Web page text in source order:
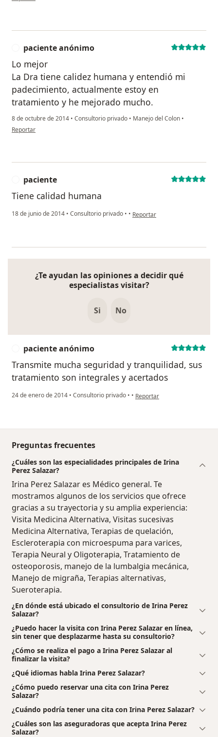
paciente anónimo
Lo mejor
La Dra tiene calidez humana y entendió mi
padecimiento, actualmente estoy en
tratamiento y he mejorado mucho.
8 de octubre de 2014 • Consultorio privado • Manejo del Colon •
en opinión del usuario paciente anónimo
Reportar
paciente
Tiene calidad humana
18 de junio de 2014 • Consultorio privado • • en opinión del usuario paciente
Reportar
¿Te ayudan las opiniones a decidir qué
especialistas visitar?
Si No
paciente anónimo
Transmite mucha seguridad y tranquilidad, sus
tratamiento son integrales y acertados
24 de enero de 2014 • Consultorio privado • • en opinión del usuario
Reportar
Preguntas frecuentes
¿Cuáles son las especialidades principales de Irina
Perez Salazar?
Irina Perez Salazar es Médico general. Te
mostramos algunos de los servicios que ofrece
gracias a su trayectoria y su amplia experiencia:
Visita Medicina Alternativa, Visitas sucesivas
Medicina Alternativa, Terapias de quelación,
Escleroterapia con microespuma para varices,
Terapia Neural y Oligoterapia, Tratamiento de
osteoporosis, manejo de la lumbalgia mecánica,
Manejo de migraña, Terapias alternativas,
Sueroterapia.
¿En dónde está ubicado el consultorio de Irina Perez
Salazar?
¿Puedo hacer la visita con Irina Perez Salazar en línea,
sin tener que desplazarme hasta su consultorio?
¿Cómo se realiza el pago a Irina Perez Salazar al
finalizar la visita?
¿Qué idiomas habla Irina Perez Salazar?
¿Cómo puedo reservar una cita con Irina Perez
Salazar?
¿Cuándo podría tener una cita con Irina Perez Salazar?
¿Cuáles son las aseguradoras que acepta Irina Perez
Salazar?